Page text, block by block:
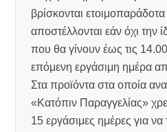
βρίσκονται
αποστέλλονται εάν όχι την
που θα γίνουν έως τις
επόμενη εργάσιμη ημέρα
Στα προϊόντα στα οποία
«Κατόπιν Παραγγελίας»
15 εργάσιμες ημέρες για